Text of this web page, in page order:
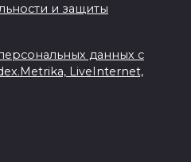
и защиты
данных с
LiveInternet,